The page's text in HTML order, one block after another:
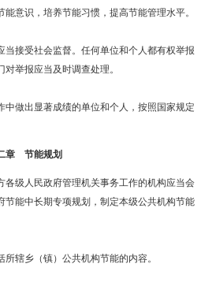
意识，培养节能习惯，提高节能管理水平。
受社会监督。任何单位和个人都有权举报
举报应当及时调查处理。
出显著成绩的单位和个人，按照国家规定
章 节能规划
人民政府管理机关事务工作的机构应当会
节能中长期专项规划，制定本级公共机构节能
辖乡（镇）公共机构节能的内容。